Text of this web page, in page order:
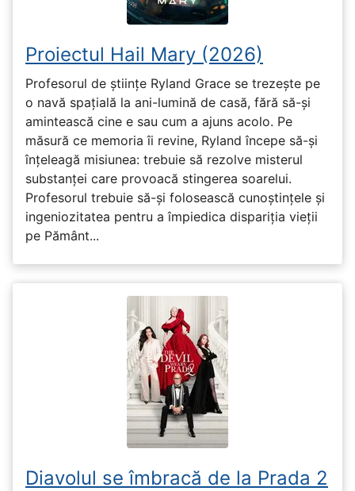
Proiectul Hail Mary (2026)
Profesorul de științe Ryland Grace se trezește pe
o navă spațială la ani-lumină de casă, fără să-și
amintească cine e sau cum a ajuns acolo. Pe
măsură ce memoria îi revine, Ryland începe să-și
înțeleagă misiunea: trebuie să rezolve misterul
substanței care provoacă stingerea soarelui.
Profesorul trebuie să-și folosească cunoștințele și
ingeniozitatea pentru a împiedica dispariția vieții
pe Pământ...
Diavolul se îmbracă de la Prada 2